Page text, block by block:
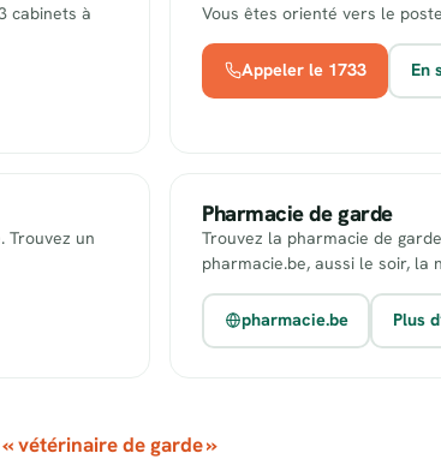
cabinets à
Vous êtes orienté vers le
Appeler le 1733 En
Trouvez un
Pharmacie de garde
Trouvez la pharmacie de
pharmacie.be, aussi le soir, la
pharmacie.be Plus
vétérinaire de garde »